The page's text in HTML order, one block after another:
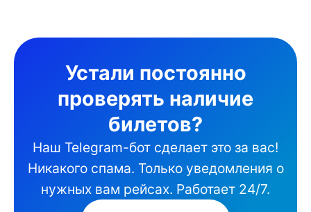
Устали постоянно
проверять наличие
билетов?
Наш Telegram-бот сделает это за вас!
Никакого спама. Только уведомления о
нужных вам рейсах. Работает 24/7.